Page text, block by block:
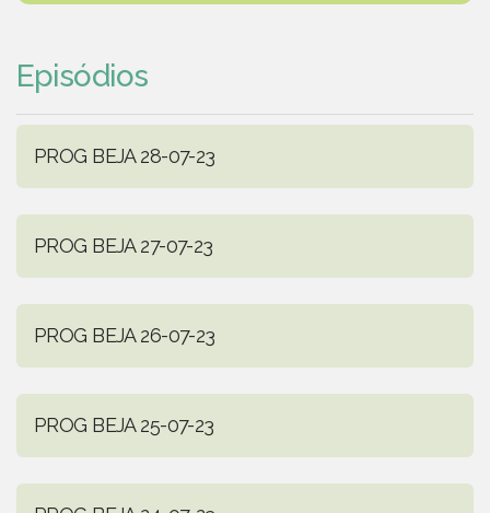
Episódios
PROG BEJA 28-07-23
PROG BEJA 27-07-23
PROG BEJA 26-07-23
PROG BEJA 25-07-23